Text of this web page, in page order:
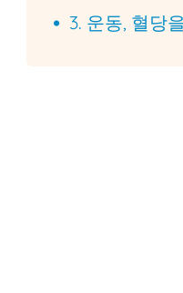
3. 운동, 혈당